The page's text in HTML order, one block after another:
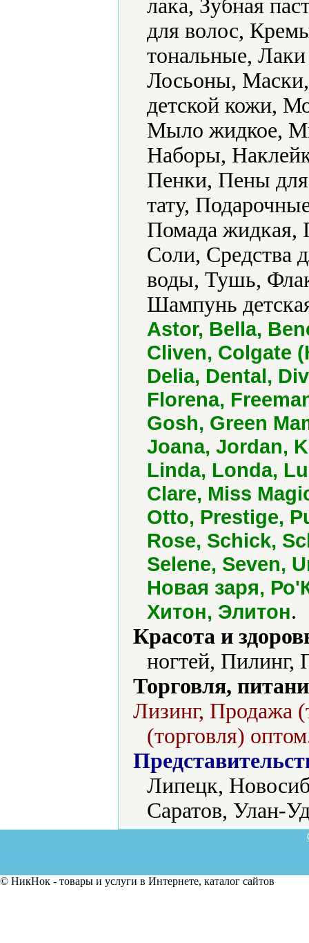
лака, Зубная
для волос,
тональные,
Лосьоны,
детской кожи,
Мыло жидкое,
Наборы,
Пенки, Пены
тату,
Помада жидкая,
Соли, Средства
воды, Тушь,
Шампунь
Astor, Bella,
Cliven, Colgate
Delia, Dental,
Florena,
Gosh, Green
Joana, Jordan,
Linda, Londa,
Clare, Miss
Otto, Prestige,
Rose, Schick,
Selene, Seven,
Новая заря,
Хитон, Элитон.
Красота и
ногтей, Пилинг,
Торговля,
Лизинг, Продажа
(торговля)
Липецк,
Саратов, Улан-
© НикНок - товары и услуги в Интернете, каталог сайтов